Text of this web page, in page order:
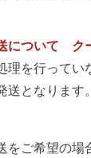
について ク
理を行ってい
送となりま
をご希望の場